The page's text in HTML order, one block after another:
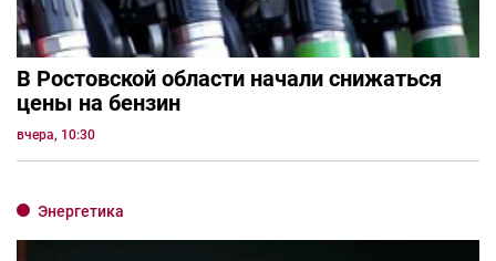
В Ростовской области начали снижаться
цены на бензин
вчера, 10:30
Энергетика